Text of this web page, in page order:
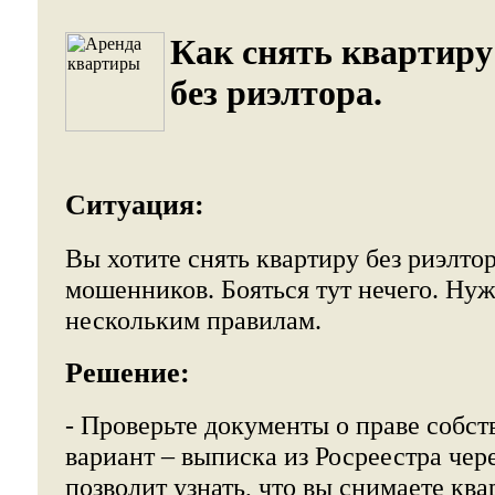
Как снять квартиру
без риэлтора.
Ситуация:
Вы хотите снять квартиру без
мошенников. Бояться тут нечего.
нескольким правилам.
Решение:
- Проверьте документы о праве
вариант – выписка из Росреестра
позволит узнать, что вы снимаете